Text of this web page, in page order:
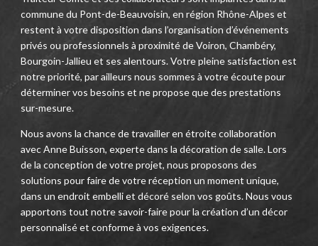
commune du Pont-de-Beauvoisin, en région Rhône-Alpes et
restent à votre disposition dans l’organisation d’événements
privés ou professionnels à proximité de Voiron, Chambéry,
Bourgoin-Jallieu et ses alentours. Votre pleine satisfaction est
notre priorité, par ailleurs nous sommes à votre écoute pour
déterminer vos besoins et ne propose que des prestations
sur-mesure.
Nous avons la chance de travailler en étroite collaboration
avec Anne Buisson, experte dans la décoration de salle. Lors
de la conception de votre projet, nous proposons des
solutions pour faire de votre réception un moment unique,
dans un endroit embelli et décoré selon vos goûts. Nous vous
apportons tout notre savoir-faire pour la création d’un décor
personnalisé et conforme à vos exigences.